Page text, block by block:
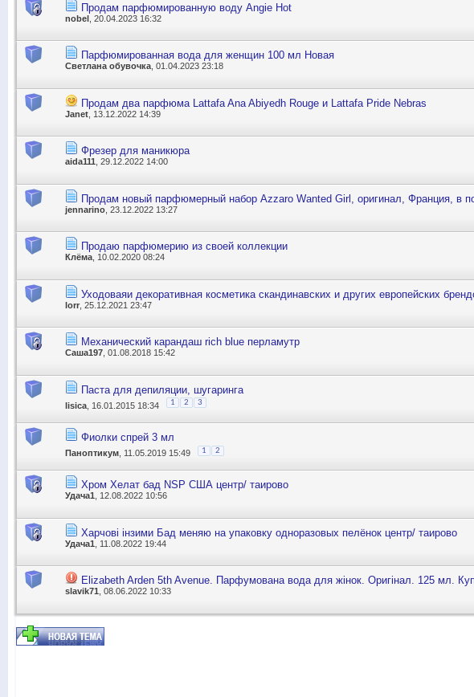
Продам парфюмированную воду Angie Hot
nobel , 20.04.2023 16:32
Парфюмированная вода для женщин 100 мл Новая
Светлана обувочка , 01.04.2023 23:18
Продам два парфюма Lattafa Ana Abiyedh Rouge и Lattafa Pride Nebras
Janet , 13.12.2022 14:39
Фрезер для маникюра
aida111 , 29.12.2022 14:00
Продам новый парфюмерный набор Azzaro Wanted Girl, оригинал, Франция, в
jennarino , 23.12.2022 13:27
Продаю парфюмерию из своей коллекции
Клёма , 10.02.2020 08:24
Уходоваяи декоративная косметика скандинавских и других европейских
lorr , 25.12.2021 23:47
Механический карандаш rich blue перламутр
Саша197 , 01.08.2018 15:42
Паста для депиляции, шугаринга
lisica , 16.01.2015 18:34 1 2 3
Фиолки спрей 3 мл
Паноптикум , 11.05.2019 15:49 1 2
Хром Хелат бад NSP США центр/ таирово
Удача1, 12.08.2022 10:56
Харчові інзими Бад меняю на упаковку одноразовых пелёнок центр/ таирово
Удача1 , 11.08.2022 19:44
Elizabeth Arden 5th Avenue. Парфумована вода для жінок. Оригінал. 125 мл.
slavik71 , 08.06.2022 10:33